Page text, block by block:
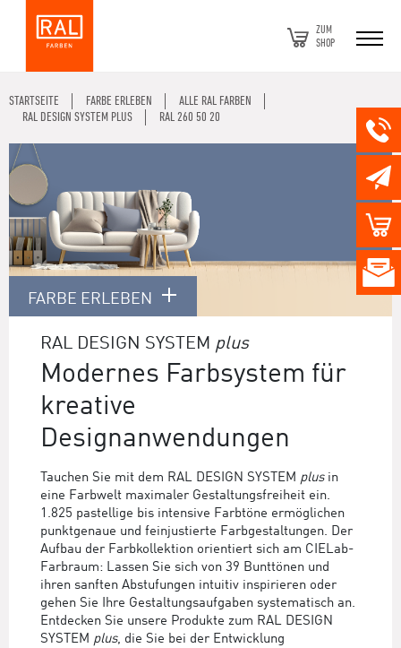
ZUM
SHOP
STARTSEITE FARBE ERLEBEN
ALLE RAL FARBEN
RAL DESIGN SYSTEM PLUS
RAL 260 50 20
FARBE ERLEBEN
RAL DESIGN SYSTEM plus
Modernes Farbsystem für
kreative
Designanwendungen
Tauchen Sie mit dem RAL DESIGN SYSTEM plusin
eine Farbwelt maximaler Gestaltungsfreiheit ein.
1.825 pastellige bis intensive Farbtöne ermöglichen
punktgenaue und feinjustierte Farbgestaltungen. Der
Aufbau der Farbkollektion orientiert sich am CIELab-
Farbraum: Lassen Sie sich von 39 Bunttönen und
ihren sanften Abstufungen intuitiv inspirieren oder
gehen Sie Ihre Gestaltungsaufgaben systematisch an.
Entdecken Sie unsere Produkte zum RAL DESIGN
SYSTEM plus, die Sie bei der Entwicklung